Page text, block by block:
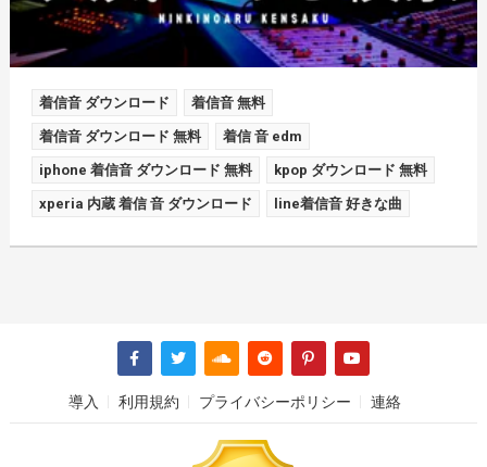
着信音 ダウンロード 着信音 無料
着信音 ダウンロード 無料 着信 音 edm
iphone 着信音 ダウンロード 無料 kpop ダウンロード 無料
xperia 内蔵 着信 音 ダウンロード line着信音 好きな曲
導入 利用規約 プライバシーポリシー 連絡